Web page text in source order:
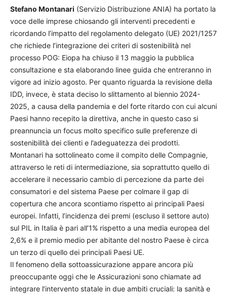
Stefano Montanari (Servizio Distribuzione ANIA) ha portato la
voce delle imprese chiosando gli interventi precedenti e
ricordando l’impatto del regolamento delegato (UE) 2021/1257
che richiede l’integrazione dei criteri di sostenibilità nel
processo POG: Eiopa ha chiuso il 13 maggio la pubblica
consultazione e sta elaborando linee guida che entreranno in
vigore ad inizio agosto. Per quanto riguarda la revisione della
IDD, invece, è stata deciso lo slittamento al biennio 2024-
2025, a causa della pandemia e del forte ritardo con cui alcuni
Paesi hanno recepito la direttiva, anche in questo caso si
preannuncia un focus molto specifico sulle preferenze di
sostenibilità dei clienti e l’adeguatezza dei prodotti.
Montanari ha sottolineato come il compito delle Compagnie,
attraverso le reti di intermediazione, sia soprattutto quello di
accelerare il necessario cambio di percezione da parte dei
consumatori e del sistema Paese per colmare il gap di
copertura che ancora scontiamo rispetto ai principali Paesi
europei. Infatti, l’incidenza dei premi (escluso il settore auto)
sul PIL in Italia è pari all’1% rispetto a una media europea del
2,6% e il premio medio per abitante del nostro Paese è circa
un terzo di quello dei principali Paesi UE.
Il fenomeno della sottoassicurazione appare ancora più
preoccupante oggi che le Assicurazioni sono chiamate ad
integrare l’intervento statale in due ambiti cruciali: la sanità e